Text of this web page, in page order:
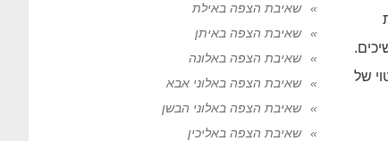
של
שאיבת הצפה באילת
שאיבת הצפה באיתן
שאיבת הצפה באלונה
שאיבת הצפה באלוני אבא
שאיבת הצפה באלוני הבשן
שאיבת הצפה באליכין